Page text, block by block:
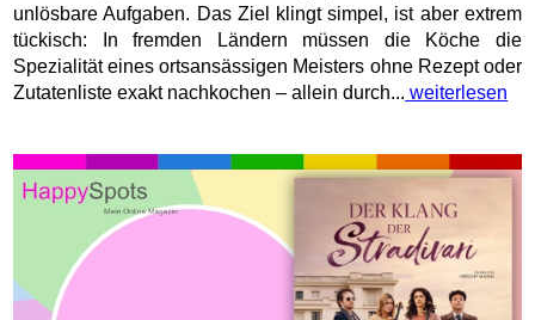
unlösbare Aufgaben. Das Ziel klingt simpel, ist aber extrem
tückisch: In fremden Ländern müssen die Köche die
Spezialität eines ortsansässigen Meisters ohne Rezept oder
Zutatenliste exakt nachkochen – allein durch... weiterlesen